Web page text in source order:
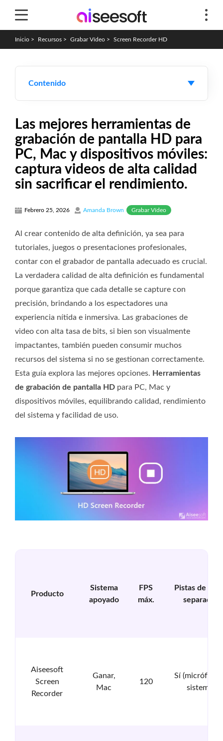
Inicio > Recursos > Grabar Vídeo > Screen Recorder HD
Contenido
Las mejores herramientas de
grabación de pantalla HD para
PC, Mac y dispositivos móviles:
captura videos de alta calidad
sin sacrificar el rendimiento.
Febrero 25, 2026 Amanda Brown Grabar Vídeo
Al crear contenido de alta definición, ya sea para
tutoriales, juegos o presentaciones profesionales,
contar con el grabador de pantalla adecuado es crucial.
La verdadera calidad de alta definición es fundamental
porque garantiza que cada detalle se capture con
precisión, brindando a los espectadores una
experiencia nítida e inmersiva. Las grabaciones de
video con alta tasa de bits, si bien son visualmente
impactantes, también pueden consumir muchos
recursos del sistema si no se gestionan correctamente.
Esta guía explora las mejores opciones. Herramientas
de grabación de pantalla HD para PC, Mac y
dispositivos móviles, equilibrando calidad, rendimiento
del sistema y facilidad de uso.
Producto
Sistema
apoyado
FPS
máx.
Pistas de
separadas
Aiseesoft
Screen
Recorder
Ganar,
Mac
120
Sí (micrófono
sistema)